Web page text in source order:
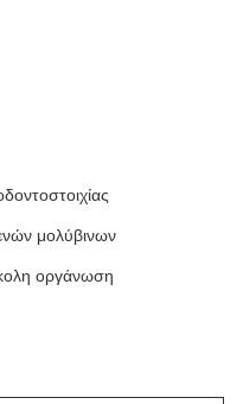
μολύβινων
οργάνωση